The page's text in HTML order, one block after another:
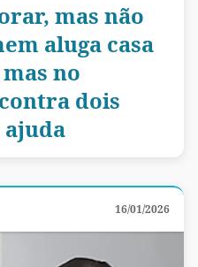
mas não
aluga casa
no
dois
16/01/2026